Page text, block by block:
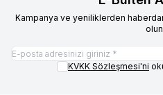
Kampanya ve yeniliklerden
KVKK Sözleşmesi'ni